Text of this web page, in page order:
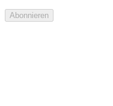
Abonnieren